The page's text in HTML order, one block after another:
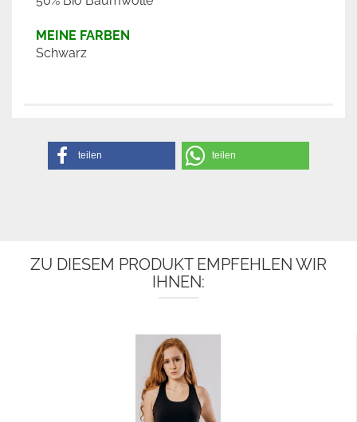
MEINE FARBEN
Schwarz
teilen teilen
ZU DIESEM PRODUKT EMPFEHLEN WIR
IHNEN: